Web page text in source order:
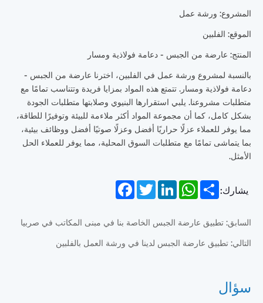
المشروع: ورشة عمل
الموقع: الفلبين
المنتج: عارضة من الجبس - دعامة فولاذية ومسار
بالنسبة لمشروع ورشة عمل في الفلبين، اخترنا عارضة من الجبس -
دعامة فولاذية ومسار. تتمتع هذه المواد بمزايا فريدة وتتناسب تمامًا مع
متطلبات مشروعنا. يلبي استقرارها البنيوي وصلابتها متطلبات الجودة
بشكل كامل، كما أن مجموعة المواد أكثر ملاءمة للبيئة وتوفيرًا للطاقة،
مما يوفر للعملاء عزلًا حراريًا أفضل وعزلًا صوتيًا أفضل ووظائف بيئية،
بما يتماشى تمامًا مع متطلبات السوق المحلية، مما يوفر للعملاء الحل
الأمثل.
يشارك: FacebookTwitterLinkedInWhatsAppShare
السابق: تطبيق عارضة الجبس الخاصة بنا في مبنى المكاتب في صربيا
التالي: تطبيق عارضة الجبس لدينا في ورشة العمل بالفلبين
سؤال